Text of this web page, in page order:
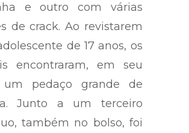
e outro com várias
de crack. Ao revistarem
de 17 anos, os
encontraram, em seu
um pedaço grande de
Junto a um terceiro
também no bolso, foi